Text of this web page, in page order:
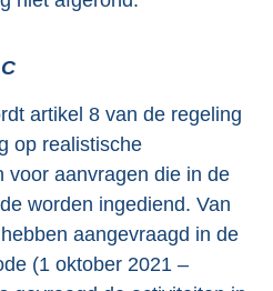
artikel 8 van de regeling
op realistische
voor aanvragen die in de
worden ingediend. Van
aangevraagd in de
(1 oktober 2021 –